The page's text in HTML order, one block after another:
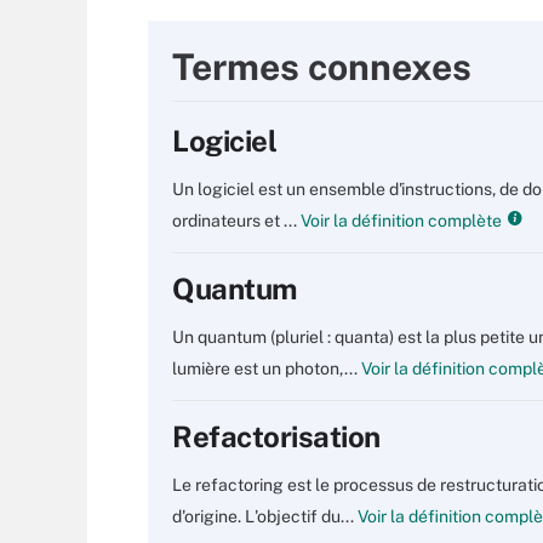
Termes connexes
Logiciel
Un logiciel est un ensemble d'instructions, de
ordinateurs et ...Voir la définition complète
Quantum
Un quantum (pluriel : quanta) est la plus petite
lumière est un photon,...Voir la définition
Refactorisation
Le refactoring est le processus de
d'origine. L'objectif du...Voir la définition